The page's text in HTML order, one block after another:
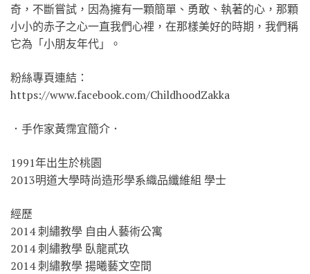
奇，不斷嘗試，因為擁有一顆簡單、勇敢、執著的心，那顆
小小的赤子之心一直我們心裡，在那樣美好的時期，我們稱
它為「小朋友年代」。
粉絲專頁連結：
https://www.facebook.com/ChildhoodZakka
．手作家黃霈宜簡介．
1991年出生於桃園
2013明道大學時尚造形學系織品纖維組 學士
經歷
2014 刺繡教學 自由人藝術公寓
2014 刺繡教學 臥龍貳玖
2014 刺繡教學 揚曦藝文空間